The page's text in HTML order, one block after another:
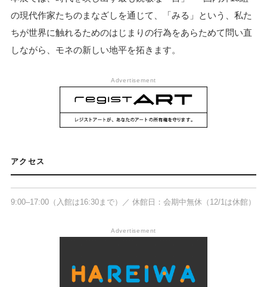
の現代作家たちのまなざしを通じて、「みる」という、私た
ちが世界に触れるためのはじまりの行為をあらためて問い直
しながら、モネの新しい地平を拓きます。
Advertisement
アクセス
原小塚山1285
9:00–17:00（入館は16:30まで）／ 休館日：会期中無休（12/1は休館）
Advertisement